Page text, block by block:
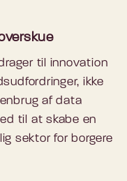
til innovation
ikke
af data
til at skabe en
sektor for borgere